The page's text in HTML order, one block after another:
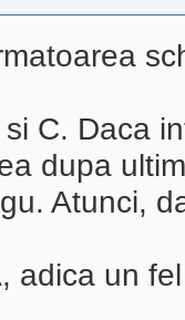
C. Daca
dupa
Atunci,
adica un